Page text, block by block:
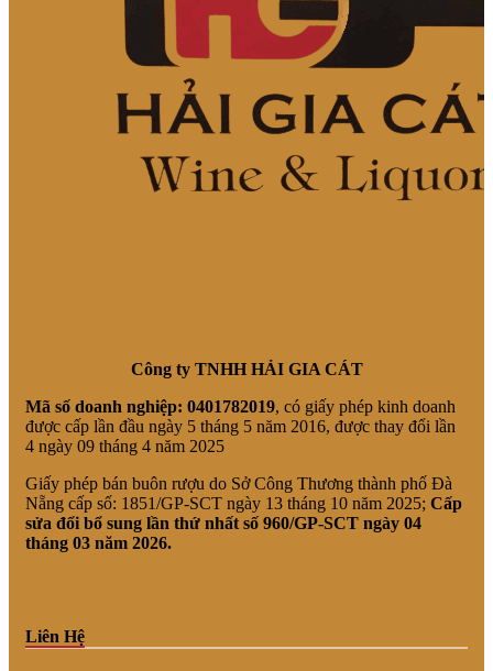
Công ty TNHH HẢI GIA CÁT
Mã số doanh nghiệp: 0401782019, có giấy phép kinh doanh
được cấp lần đầu ngày 5 tháng 5 năm 2016, được thay đổi lần
4 ngày 09 tháng 4 năm 2025
Giấy phép bán buôn rượu do Sở Công Thương thành phố Đà
Nẵng cấp số: 1851/GP-SCT ngày 13 tháng 10 năm 2025; Cấp
sửa đổi bổ sung lần thứ nhất số 960/GP-SCT ngày 04
tháng 03 năm 2026.
Liên Hệ